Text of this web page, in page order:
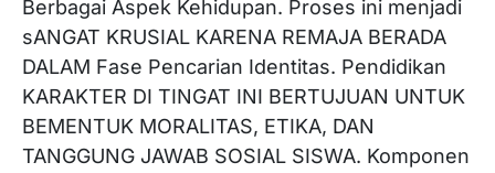
Berbagai Aspek Kehidupan. Proses ini menjadi
sANGAT KRUSIAL KARENA REMAJA BERADA
DALAM Fase Pencarian Identitas. Pendidikan
KARAKTER DI TINGAT INI BERTUJUAN UNTUK
BEMENTUK MORALITAS, ETIKA, DAN
TANGGUNG JAWAB SOSIAL SISWA. Komponen